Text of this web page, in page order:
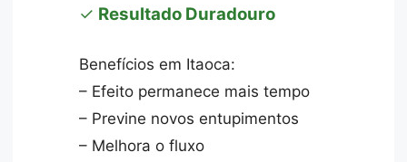
✓ Resultado Duradouro
Benefícios em Itaoca:
– Efeito permanece mais tempo
– Previne novos entupimentos
– Melhora o fluxo